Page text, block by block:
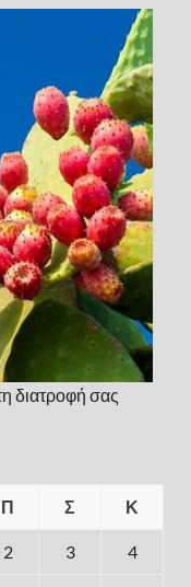
διατροφή σας
Π Σ Κ
2 3 4